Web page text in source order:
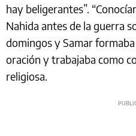
hay beligerantes”.
Nahida antes de la guerra
domingos y Samar
oración y trabajaba como
religiosa.